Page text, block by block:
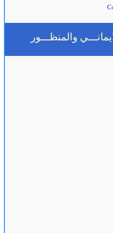
والمنظـــور